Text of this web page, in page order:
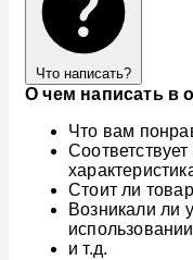
Что написать?
О чем написать в
Что вам
Стоит ли
Возникали ли
использовании
и т.д.